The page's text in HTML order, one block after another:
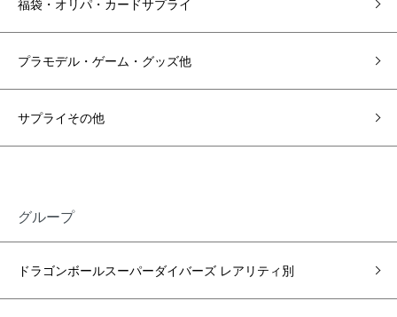
福袋・オリパ・カードサプライ
プラモデル・ゲーム・グッズ他
サプライその他
グループ
ドラゴンボールスーパーダイバーズ レアリティ別